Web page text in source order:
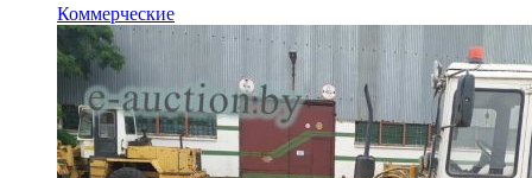
Коммерческие